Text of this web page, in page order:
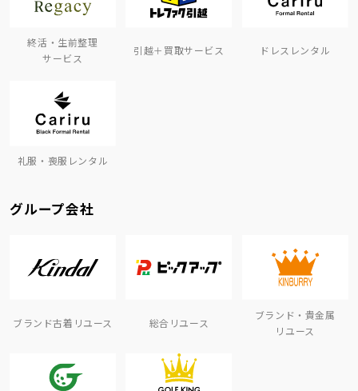
終活・生前整理
サービス
引越＋買取サービス ドレスレンタル
礼服・喪服レンタル
グループ会社
ブランド古着リユース 総合リユース
ブランド・貴金属
リユース